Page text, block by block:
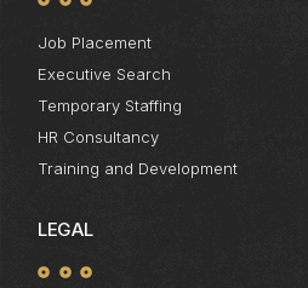
Job Placement
Executive Search
Temporary Staffing
HR Consultancy
Training and Development
LEGAL